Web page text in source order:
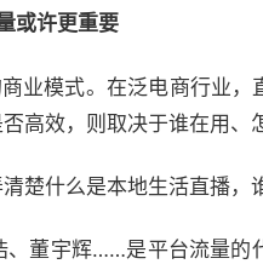
或许更重要
业模式。在泛电商行业
高效，则取决于谁在用、
楚什么是本地生活直播，
董宇辉……是平台流量的